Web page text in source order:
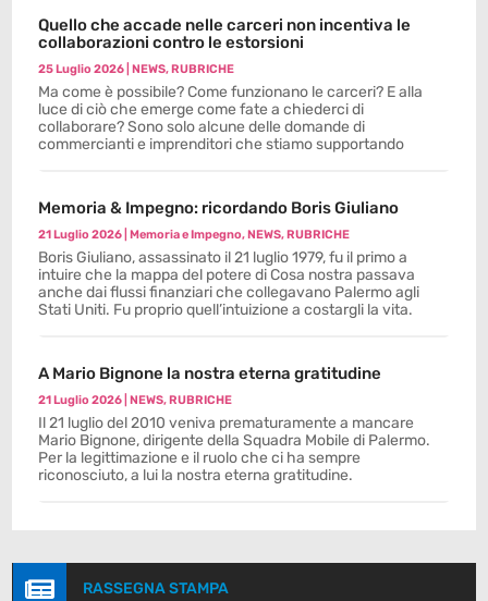
Quello che accade nelle carceri non incentiva le
collaborazioni contro le estorsioni
25 Luglio 2026 |NEWS,RUBRICHE
Ma come è possibile? Come funzionano le carceri? E alla
luce di ciò che emerge come fate a chiederci di
collaborare? Sono solo alcune delle domande di
commercianti e imprenditori che stiamo supportando
Memoria & Impegno: ricordando Boris Giuliano
21 Luglio 2026 |Memoria e Impegno,NEWS,RUBRICHE
Boris Giuliano, assassinato il 21 luglio 1979, fu il primo a
intuire che la mappa del potere di Cosa nostra passava
anche dai flussi finanziari che collegavano Palermo agli
Stati Uniti. Fu proprio quell’intuizione a costargli la vita.
A Mario Bignone la nostra eterna gratitudine
21 Luglio 2026 |NEWS,RUBRICHE
Il 21 luglio del 2010 veniva prematuramente a mancare
Mario Bignone, dirigente della Squadra Mobile di Palermo.
Per la legittimazione e il ruolo che ci ha sempre
riconosciuto, a lui la nostra eterna gratitudine.
 RASSEGNA STAMPA